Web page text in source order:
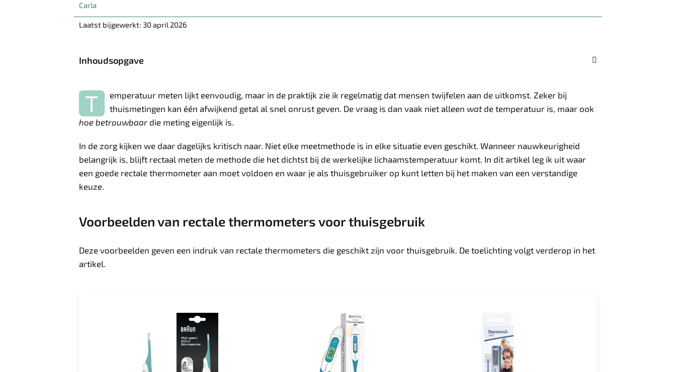
Carla
Laatst bijgewerkt: 30 april 2026
Inhoudsopgave 
T
emperatuur meten lijkt eenvoudig, maar in de praktijk zie ik regelmatig dat mensen twijfelen aan de uitkomst. Zeker bij
thuismetingen kan één afwijkend getal al snel onrust geven. De vraag is dan vaak niet alleen watde temperatuur is, maar ook
hoe betrouwbaardie meting eigenlijk is.
In de zorg kijken we daar dagelijks kritisch naar. Niet elke meetmethode is in elke situatie even geschikt. Wanneer nauwkeurigheid
belangrijk is, blijft rectaal meten de methode die het dichtst bij de werkelijke lichaamstemperatuur komt. In dit artikel leg ik uit waar
een goede rectale thermometer aan moet voldoen en waar je als thuisgebruiker op kunt letten bij het maken van een verstandige
keuze.
Voorbeelden van rectale thermometers voor thuisgebruik
Deze voorbeelden geven een indruk van rectale thermometers die geschikt zijn voor thuisgebruik. De toelichting volgt verderop in het
artikel.